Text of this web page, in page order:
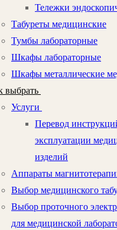
Тележки
Табуреты медицинские
Тумбы лабораторные
Шкафы лабораторные
Шкафы металлические
выбрать
Услуги
Перевод
эксплуатации
изделий
Аппараты
Выбор медицинского
Выбор проточного
для медицинской